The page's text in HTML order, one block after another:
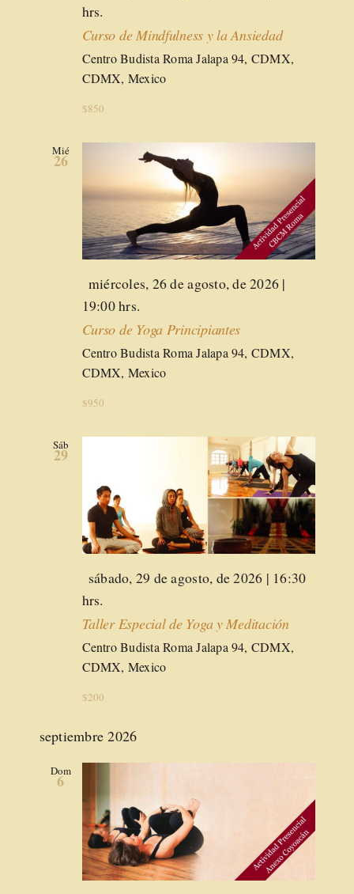
hrs.
Curso de Mindfulness y la Ansiedad
Centro Budista RomaJalapa 94, CDMX,
CDMX, Mexico
$850
Mié
26
Destacado
miércoles, 26 de agosto, de 2026 |
19:00 hrs.
Curso de Yoga Principiantes
Centro Budista RomaJalapa 94, CDMX,
CDMX, Mexico
$950
Sáb
29
Destacado
sábado, 29 de agosto, de 2026 | 16:30
hrs.
Taller Especial de Yoga y Meditación
Centro Budista RomaJalapa 94, CDMX,
CDMX, Mexico
$200
septiembre 2026
Dom
6